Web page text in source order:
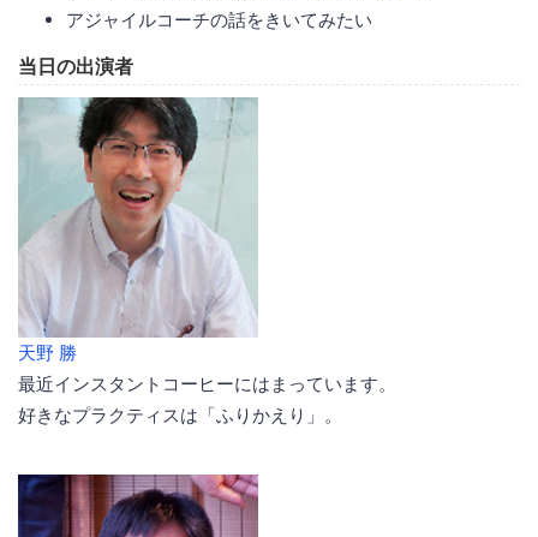
アジャイルコーチの話をきいてみたい
当日の出演者
天野 勝
最近インスタントコーヒーにはまっています。
好きなプラクティスは「ふりかえり」。